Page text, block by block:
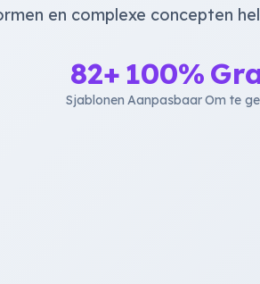
en complexe concepten
82+
Sjablonen
100%
AanpasbaarOm te